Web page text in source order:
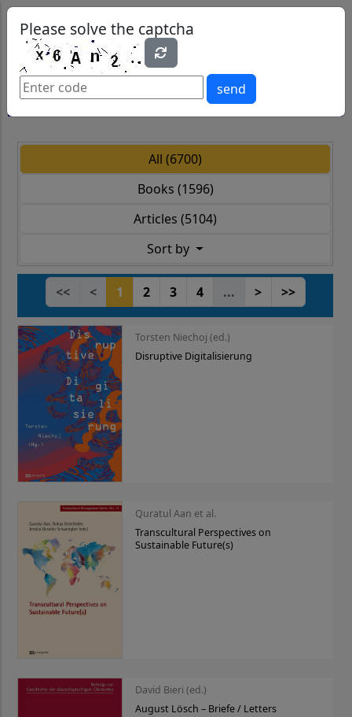
Please solve the captcha
send
All (6700)
Books (1596)
Articles (5104)
Sort by
<< < 1 2 3 4 ... > >>
Torsten Niechoj (ed.)
Disruptive Digitalisierung
Quratul Aan et al.
Transcultural Perspectives on
Sustainable Future(s)
David Bieri (ed.)
August Lösch – Briefe / Letters